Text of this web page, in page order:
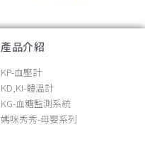
產品介紹
KP-血壓計
KD,KI-體溫計
KG-血糖監測系統
媽咪秀秀-母嬰系列